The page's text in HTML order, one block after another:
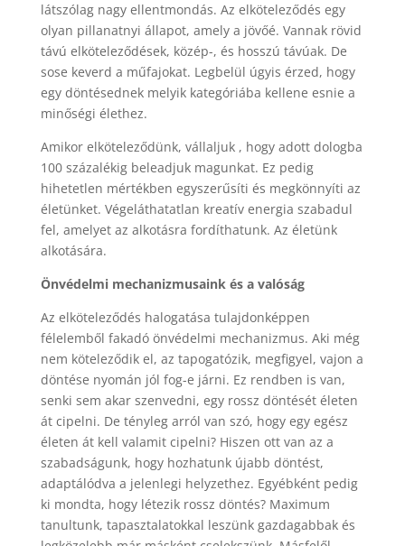
látszólag nagy ellentmondás. Az elköteleződés egy
olyan pillanatnyi állapot, amely a jövőé. Vannak rövid
távú elköteleződések, közép-, és hosszú távúak. De
sose keverd a műfajokat. Legbelül úgyis érzed, hogy
egy döntésednek melyik kategóriába kellene esnie a
minőségi élethez.
Amikor elköteleződünk, vállaljuk , hogy adott dologba
100 százalékig beleadjuk magunkat. Ez pedig
hihetetlen mértékben egyszerűsíti és megkönnyíti az
életünket. Végeláthatatlan kreatív energia szabadul
fel, amelyet az alkotásra fordíthatunk. Az életünk
alkotására.
Önvédelmi mechanizmusaink és a valóság
Az elköteleződés halogatása tulajdonképpen
félelemből fakadó önvédelmi mechanizmus. Aki még
nem köteleződik el, az tapogatózik, megfigyel, vajon a
döntése nyomán jól fog-e járni. Ez rendben is van,
senki sem akar szenvedni, egy rossz döntését életen
át cipelni. De tényleg arról van szó, hogy egy egész
életen át kell valamit cipelni? Hiszen ott van az a
szabadságunk, hogy hozhatunk újabb döntést,
adaptálódva a jelenlegi helyzethez. Egyébként pedig
ki mondta, hogy létezik rossz döntés? Maximum
tanultunk, tapasztalatokkal leszünk gazdagabbak és